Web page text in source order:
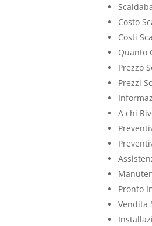
Costo
Costi
Quanto
Prezzo
Prezzi
A chi
Pronto
Vendita